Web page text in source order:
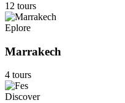
12 tours
Eplore
Marrakech
4 tours
Discover